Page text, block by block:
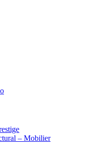
– Mobilier